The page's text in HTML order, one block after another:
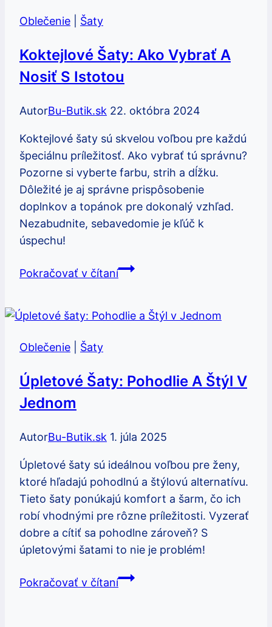
odtieň
Oblečenie Šaty
Koktejlové Šaty: Ako Vybrať A
Nosiť S Istotou
AutorBu-Butik.sk 22. októbra 2024
Koktejlové šaty sú skvelou voľbou pre každú
špeciálnu príležitosť. Ako vybrať tú správnu?
Pozorne si vyberte farbu, strih a dĺžku.
Dôležité je aj správne prispôsobenie
doplnkov a topánok pre dokonalý vzhľad.
Nezabudnite, sebavedomie je kľúč k
úspechu!
Pokračovať v čítaníKoktejlové
vybrať
istotou
Oblečenie Šaty
Úpletové Šaty: Pohodlie A Štýl V
Jednom
AutorBu-Butik.sk 1. júla 2025
Úpletové šaty sú ideálnou voľbou pre ženy,
ktoré hľadajú pohodlnú a štýlovú alternatívu.
Tieto šaty ponúkajú komfort a šarm, čo ich
robí vhodnými pre rôzne príležitosti. Vyzerať
dobre a cítiť sa pohodlne zároveň? S
úpletovými šatami to nie je problém!
Pokračovať v čítaníÚpletové